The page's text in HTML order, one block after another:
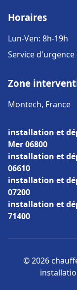
Horaires
Lun-Ven: 8h-19h
Service d'urgence
Zone
Montech, France
installation et
Mer 06800
installation et
06610
installation et
07200
installation et
71400
© 2026